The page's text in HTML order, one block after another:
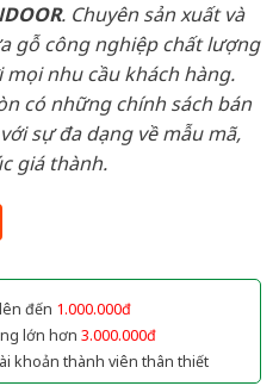
. Chuyên sản xuất và
gỗ công nghiệp chất lượng
nhu cầu khách hàng.
có những chính sách bán
sự đa dạng về mẫu mã,
giá thành.
đến 1.000.000đ
lớn hơn 3.000.000đ
khoản thành viên thân thiết